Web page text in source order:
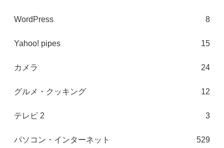
WordPress 8
Yahoo! pipes 15
カメラ 24
グルメ・クッキング 12
テレビ 2 3
パソコン・インターネット 529